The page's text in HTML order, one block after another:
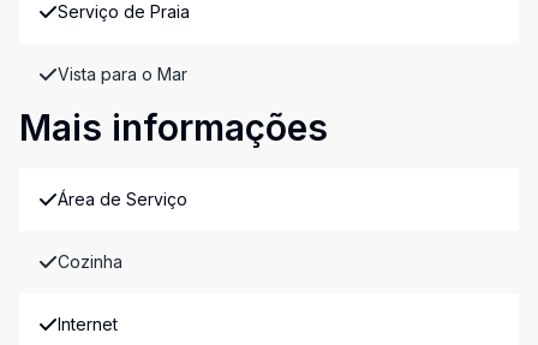
Serviço de Praia
Vista para o Mar
Mais informações
Área de Serviço
Cozinha
Internet